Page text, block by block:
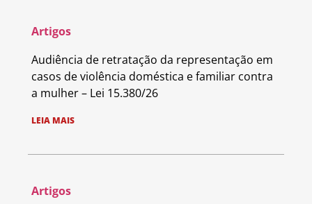
Artigos
Audiência de retratação da representação em
casos de violência doméstica e familiar contra
a mulher – Lei 15.380/26
LEIA MAIS
Artigos